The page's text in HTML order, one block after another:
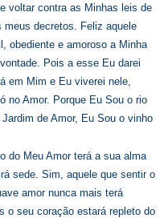
voltar contra as Minhas leis de
meus decretos. Feliz aquele
obediente e amoroso a Minha
Pois a esse Eu darei
em Mim e Eu viverei nele,
no Amor. Porque Eu Sou o rio
de Amor, Eu Sou o vinho
do Meu Amor terá a sua alma
sede. Sim, aquele que sentir o
amor nunca mais terá
o seu coração estará repleto do